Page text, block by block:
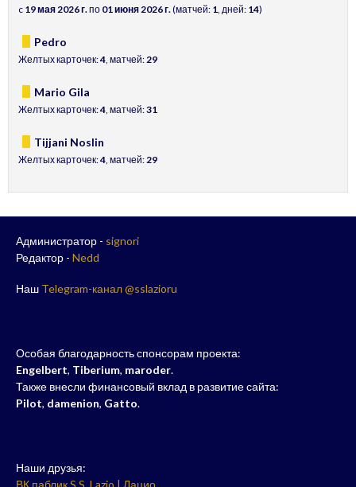
c 19 мая 2026 г.по 01 июня 2026 г.(матчей: 1, дней: 14)
Pedro
Желтых карточек:4, матчей:29
Mario Gila
Желтых карточек:4, матчей:31
Tijjani Noslin
Желтых карточек:4, матчей:29
Администратор - signori
Редактор - Nedd
Наш Telegram-канал @sslazioru
Особая благодарность спонсорам проекта:
Engelbert, Tiberium, maroder.
Также внесли финансовый вклад в развитие сайта:
Pilot, damenion, Gatto.
Наши друзья:
ВК паблик S.S. Lazio | Лацио